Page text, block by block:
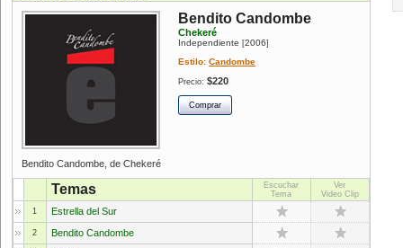
Bendito Candombe
Chekeré
Independiente [2006]
Estilo: Candombe
Precio: $220
Bendito Candombe, de Chekeré
Temas
Escuchar
Tema
Ver
Video Clip
1
Estrella del Sur
2 Bendito Candombe